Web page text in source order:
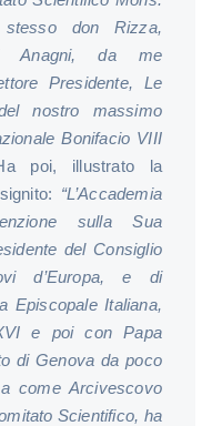
don Rizza,
Anagni, da me
Presidente, Le
nostro massimo
Bonifacio VIII
poi, illustrato la
“L’Accademia
sulla Sua
del Consiglio
d’Europa, e di
Episcopale Italiana,
e poi con Papa
di Genova da poco
come Arcivescovo
Scientifico, ha